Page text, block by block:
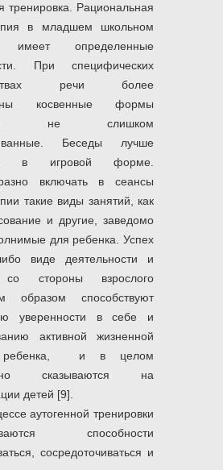
тренировка. Рациональная
в младшем школьном
имеет определенные
При специфических
речи более
косвенные формы
не слишком
Беседы лучше
в игровой форме.
включать в сеансы
такие виды занятий, как
и другие, заведомо
для ребенка. Успех
виде деятельности и
со стороны взрослого
образом способствуют
уверенности в себе и
активной жизненной
ребенка, и в целом
сказываются на
детей [9].
аутогенной тренировки
способности
сосредоточиваться и